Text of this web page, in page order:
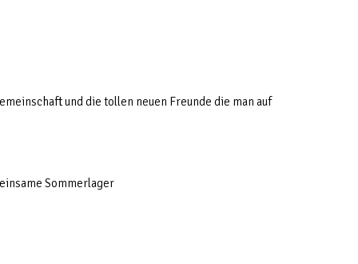
und die tollen neuen Freunde die man auf
Sommerlager